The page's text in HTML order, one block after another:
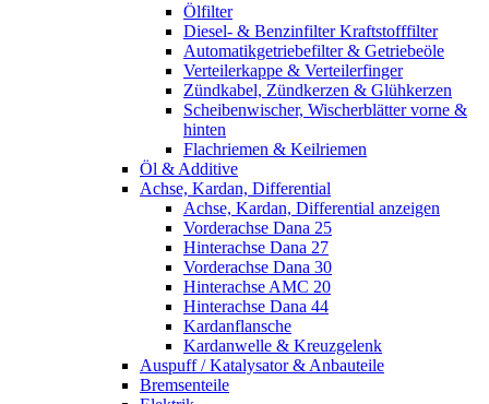
Ölfilter
Diesel- & Benzinfilter Kraftstofffilter
Automatikgetriebefilter & Getriebeöle
Verteilerkappe & Verteilerfinger
Zündkabel, Zündkerzen & Glühkerzen
Scheibenwischer, Wischerblätter vorne &
hinten
Flachriemen & Keilriemen
Öl & Additive
Achse, Kardan, Differential
Achse, Kardan, Differential anzeigen
Vorderachse Dana 25
Hinterachse Dana 27
Vorderachse Dana 30
Hinterachse AMC 20
Hinterachse Dana 44
Kardanflansche
Kardanwelle & Kreuzgelenk
Auspuff / Katalysator & Anbauteile
Bremsenteile